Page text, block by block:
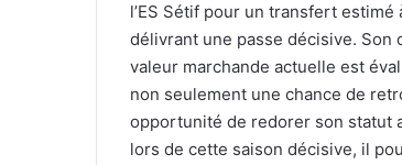
l’ES Sétif pour un transfert
délivrant une passe décisive. Son
valeur marchande actuelle est
non seulement une chance de
opportunité de redorer son statut
lors de cette saison décisive, il